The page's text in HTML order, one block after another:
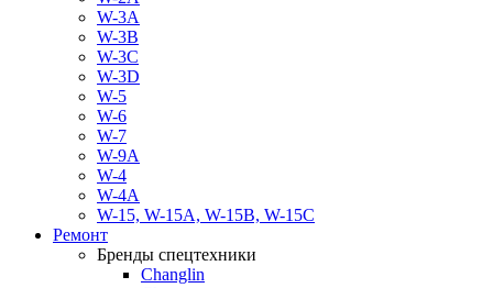
W-3A
W-3B
W-3C
W-3D
W-5
W-6
W-7
W-9A
W-4
W-4A
W-15, W-15A, W-15B, W-15C
Ремонт
Бренды спецтехники
Changlin